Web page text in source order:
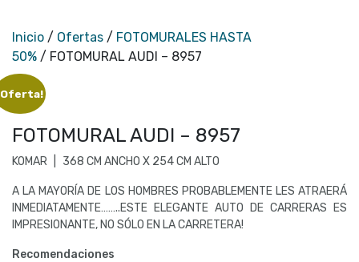
Inicio / Ofertas / FOTOMURALES HASTA
50% / FOTOMURAL AUDI – 8957
FOTOMURAL AUDI – 8957
KOMAR 368 CM ANCHO X 254 CM ALTO
A LA MAYORÍA DE LOS HOMBRES PROBABLEMENTE LES ATRAERÁ
INMEDIATAMENTE……..ESTE ELEGANTE AUTO DE CARRERAS ES
IMPRESIONANTE, NO SÓLO EN LA CARRETERA!
Recomendaciones